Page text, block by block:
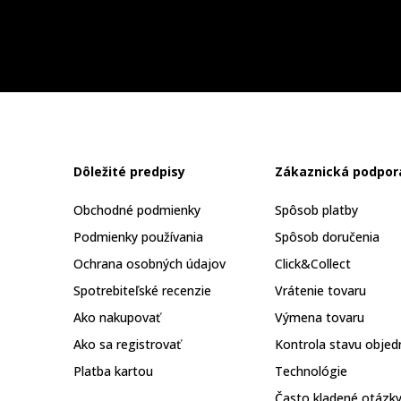
Dôležité predpisy
Obchodné podmienky
Podmienky používania
Ochrana osobných údajov
Spotrebiteľské recenzie
Ako nakupovať
Ako sa registrovať
Platba kartou
Zákaznická
Spôsob platby
Spôsob doručenia
Click&Collect
Vrátenie tovaru
Výmena tovaru
Kontrola stavu
Technológie